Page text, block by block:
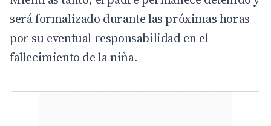
será formalizado durante las próximas horas
por su eventual responsabilidad en el
fallecimiento de la niña.